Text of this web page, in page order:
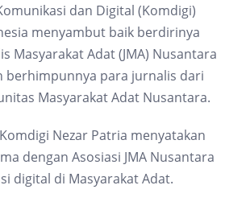
dan Digital (Komdigi)
menyambut baik berdirinya
Masyarakat Adat (JMA) Nusantara
berhimpunnya para jurnalis dari
Masyarakat Adat Nusantara.
Nezar Patria menyatakan
dengan Asosiasi JMA Nusantara
digital di Masyarakat Adat.